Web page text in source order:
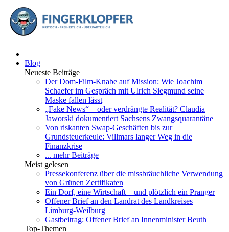
Blog
Neueste Beiträge
Der Dom-Film-Knabe auf Mission: Wie Joachim
Schaefer im Gespräch mit Ulrich Siegmund seine
Maske fallen lässt
„Fake News“ – oder verdrängte Realität? Claudia
Jaworski dokumentiert Sachsens Zwangsquarantäne
Von riskanten Swap-Geschäften bis zur
Grundsteuerkeule: Villmars langer Weg in die
Finanzkrise
... mehr Beiträge
Meist gelesen
Pressekonferenz über die missbräuchliche Verwendung
von Grünen Zertifikaten
Ein Dorf, eine Wirtschaft – und plötzlich ein Pranger
Offener Brief an den Landrat des Landkreises
Limburg-Weilburg
Gastbeitrag: Offener Brief an Innenminister Beuth
Top-Themen